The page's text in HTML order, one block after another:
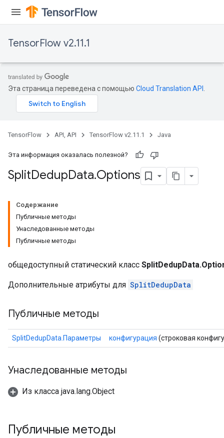
TensorFlow v2.11.1
Эта страница переведена с помощью Cloud Translation API
TensorFlow API, API TensorFlow v2.11.1 Java
Эта информация оказалась полезной?
SplitDedupData.Options
Содержание
Публичные методы
Унаследованные методы
Публичные методы
общедоступный статический класс
Дополнительные атрибуты для SplitDedupData
Публичные методы
SplitDedupData.Параметры конфигурация (строковая
Унаследованные методы
Из класса java.lang.Object
Публичные методы